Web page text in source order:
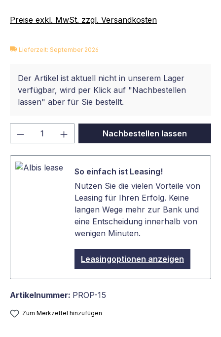
Preise exkl. MwSt. zzgl. Versandkosten
Lieferzeit: September 2026
Der Artikel ist aktuell nicht in unserem Lager
verfügbar, wird per Klick auf "Nachbestellen
lassen" aber für Sie bestellt.
Produkt Anzahl: Gib denNachbestellen lassen
So einfach ist Leasing!
Nutzen Sie die vielen Vorteile von
Leasing für Ihren Erfolg. Keine
langen Wege mehr zur Bank und
eine Entscheidung innerhalb von
wenigen Minuten.
Leasingoptionen anzeigen
Artikelnummer: PROP-15
Zum Merkzettel hinzufügen